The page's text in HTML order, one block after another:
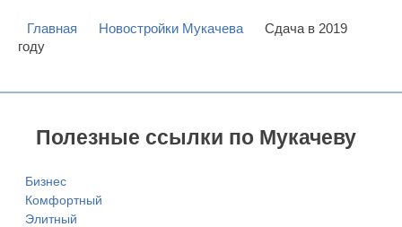
Главная Новостройки Мукачева
Сдача в 2019
году
Полезные ссылки по Мукачеву
Бизнес
Комфортный
Элитный